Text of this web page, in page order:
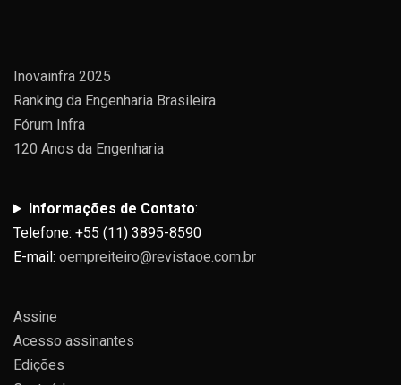
Inovainfra 2025
Ranking da Engenharia Brasileira
Fórum Infra
120 Anos da Engenharia
Informações de Contato:
Telefone: +55 (11) 3895-8590
E-mail: oempreiteiro@revistaoe.com.br
Assine
Acesso assinantes
Edições